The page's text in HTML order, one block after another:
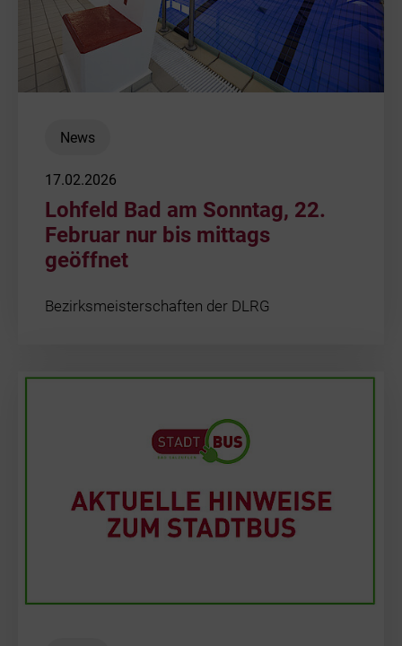
News
17.02.2026
Lohfeld Bad am Sonntag, 22.
Februar nur bis mittags
geöffnet
Bezirksmeisterschaften der DLRG